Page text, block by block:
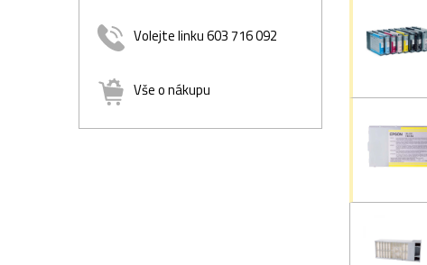
Volejte linku 603 716 092
Vše o nákupu